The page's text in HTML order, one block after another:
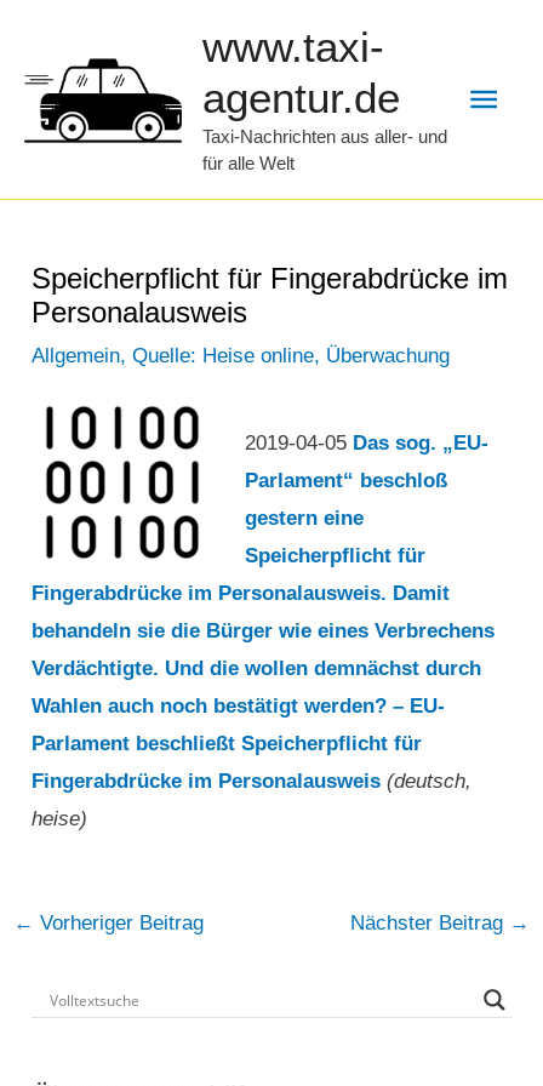
springen
www.taxi-
agentur.de
Taxi-Nachrichten aus aller- und
für alle Welt
Speicherpflicht für Fingerabdrücke im
Personalausweis
Allgemein,Quelle: Heise online, Überwachung
2019-04-05 Das sog. „EU-
Parlament“ beschloß
gestern eine
Speicherpflicht für
Fingerabdrücke im Personalausweis. Damit
behandeln sie die Bürger wie eines Verbrechens
Verdächtigte. Und die wollen demnächst durch
Wahlen auch noch bestätigt werden? – EU-
Parlament beschließt Speicherpflicht für
Fingerabdrücke im Personalausweis (deutsch,
heise)
Post
← Vorheriger Beitrag Nächster Beitrag →